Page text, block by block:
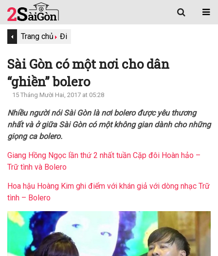
Trang chủ Đi
Sài Gòn có một nơi cho dân
“ghiền” bolero
15 Tháng Mười Hai, 2017 at 05:28
Nhiều người nói Sài Gòn là nơi bolero được yêu thương
nhất và ở giữa Sài Gòn có một không gian dành cho những
giọng ca bolero.
Giang Hồng Ngọc lần thứ 2 nhất tuần Cặp đôi Hoàn hảo –
Trữ tình và Bolero
Hoa hậu Hoàng Kim ghi điểm với khán giả với dòng nhạc Trữ
tình – Bolero